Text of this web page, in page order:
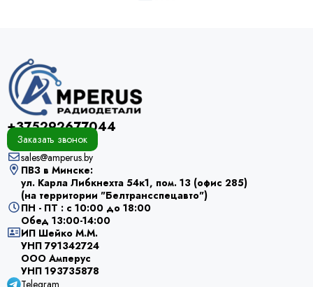
+375292677044
Заказать звонок
sales@amperus.by
ПВЗ в Минске:
ул. Карла Либкнехта 54к1, пом. 13 (офис 285)
(на территории "Белтрансспецавто")
ПН - ПТ : с 10:00 до 18:00
Обед 13:00-14:00
ИП Шейко М.М.
УНП 791342724
ООО Амперус
УНП 193735878